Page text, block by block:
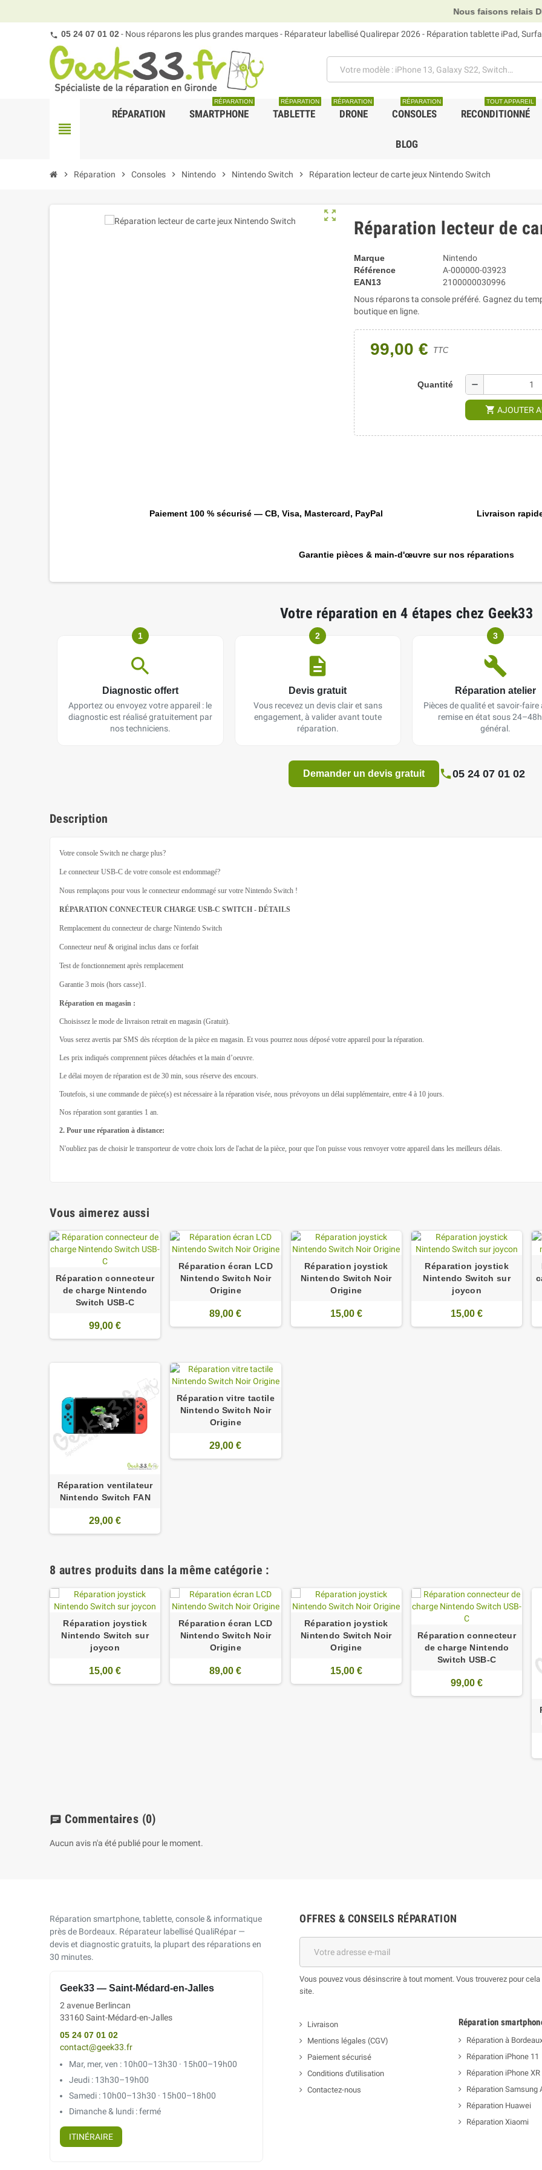
Nous faisons relais DHL, GLS et
05 24 07 01 02- Nous réparons les plus grandes marques - Réparateur labellisé Qualirepar 2026 - Réparation tablette iPad,
view_headline
RÉPARATION SMARTPHONE
RÉPARATION
TABLETTE
RÉPARATION
DRONE
RÉPARATION
CONSOLES
RÉPARATION
RECONDITIONNÉ
TOUT APPAREIL
BLOG
chevron_right Réparation chevron_right Consoles chevron_right Nintendo chevron_right Nintendo Switch chevron_right Réparation lecteur de carte jeux Nintendo Switch
zoom_out_map
Réparation lecteur de
Marque
Nintendo
Référence
A-000000-03923
EAN13
2100000030996
Nous réparons ta console préféré. Gagnez du
boutique en ligne.
99,00 € TTC
Quantité remove
shopping_cart AJOUTER
Paiement 100 % sécurisé — CB, Visa, Mastercard, PayPal Livraison
Garantie pièces & main-d'œuvre sur nos réparations
Votre réparation en 4 étapes chez Geek33
1
Diagnostic offert
Apportez ou envoyez votre appareil : le
diagnostic est réalisé gratuitement par
nos techniciens.
2
Devis gratuit
Vous recevez un devis clair et sans
engagement, à valider avant toute
réparation.
3
Réparation atelier
Pièces de qualité et savoir-faire
remise en état sous
général.
Demander un devis gratuit 05 24 07 01 02
Description
Votre console Switch ne charge plus?
Le connecteur USB-C de votre console est endommagé?
Nous remplaçons pour vous le connecteur endommagé sur votre Nintendo Switch !
RÉPARATION CONNECTEUR CHARGE USB-C SWITCH - DÉTAILS
Remplacement du connecteur de charge Nintendo Switch
Connecteur neuf & original inclus dans ce forfait
Test de fonctionnement après remplacement
Garantie 3 mois (hors casse)1.
Réparation en magasin :
Choisissez le mode de livraison retrait en magasin (Gratuit).
Vous serez avertis par SMS dès réception de la pièce en magasin. Et vous pourrez nous déposé votre appareil pour la réparation.
Les prix indiqués comprennent pièces détachées et la main d’oeuvre.
Le délai moyen de réparation est de 30 min, sous réserve des encours.
Toutefois, si une commande de pièce(s) est nécessaire à la réparation visée, nous prévoyons un délai supplémentaire, entre 4 à 10 jours.
Nos réparation sont garanties 1 an.
2. Pour une réparation à distance:
N'oubliez pas de choisir le transporteur de votre choix lors de l'achat de la pièce, pour que l'on puisse vous renvoyer votre appareil dans les meilleurs délais.
Vous aimerez aussi
Réparation connecteur
de charge Nintendo
Switch USB-C
99,00 €
Réparation écran LCD
Nintendo Switch Noir
Origine
89,00 €
Réparation joystick
Nintendo Switch Noir
Origine
15,00 €
Réparation joystick
Nintendo Switch sur
joycon
15,00 €
Réparation ventilateur
Nintendo Switch FAN
29,00 €
Réparation vitre tactile
Nintendo Switch Noir
Origine
29,00 €
8 autres produits dans la même catégorie :
Réparation joystick
Nintendo Switch sur
joycon
15,00 €
Réparation écran LCD
Nintendo Switch Noir
Origine
89,00 €
Réparation joystick
Nintendo Switch Noir
Origine
15,00 €
Réparation connecteur
de charge Nintendo
Switch USB-C
99,00 €
chat Commentaires (0)
Aucun avis n'a été publié pour le moment.
Réparation smartphone, tablette, console & informatique
près de Bordeaux. Réparateur labellisé QualiRépar —
devis et diagnostic gratuits, la plupart des réparations en
30 minutes.
Geek33 — Saint-Médard-en-Jalles
2 avenue Berlincan
33160 Saint-Médard-en-Jalles
05 24 07 01 02
contact@geek33.fr
Mar, mer, ven : 10h00–13h30 · 15h00–19h00
Jeudi : 13h30–19h00
Samedi : 10h00–13h30 · 15h00–18h00
Dimanche & lundi : fermé
ITINÉRAIRE
OFFRES & CONSEILS RÉPARATION
Vous pouvez vous désinscrire à tout moment. Vous trouverez pour
site.
Livraison
Mentions légales (CGV)
Paiement sécurisé
Conditions d'utilisation
Contactez-nous
Réparation
Réparation à
Réparation iPhone 11
Réparation iPhone XR
Réparation Samsung
Réparation Huawei
Réparation Xiaomi